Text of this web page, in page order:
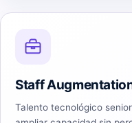
Staff
Talento tecnológico